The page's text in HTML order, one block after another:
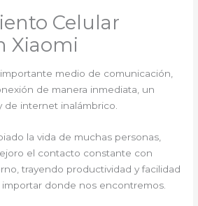
Celular
Xiaomi
medio de comunicación,
de manera inmediata, un
de internet inalámbrico.
la vida de muchas personas,
el contacto constante con
trayendo productividad y facilidad
importar donde nos encontremos.